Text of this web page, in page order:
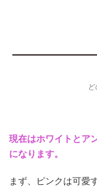
現在はホワイトとア
になります。
まず、ピンクは可愛